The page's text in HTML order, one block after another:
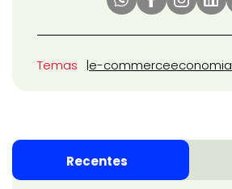
Temas e-commerceeconomia
Recentes